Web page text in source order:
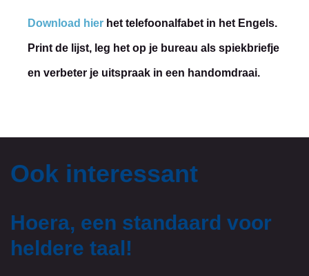
Download hier het telefoonalfabet in het Engels.
Print de lijst, leg het op je bureau als spiekbriefje
en verbeter je uitspraak in een handomdraai.
Ook interessant
Hoera, een standaard voor
heldere taal!